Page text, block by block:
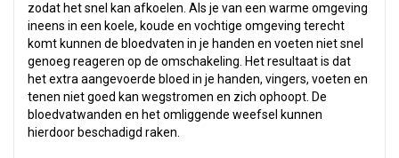
zodat het snel kan afkoelen. Als je van een warme omgeving
ineens in een koele, koude en vochtige omgeving terecht
komt kunnen de bloedvaten in je handen en voeten niet snel
genoeg reageren op de omschakeling. Het resultaat is dat
het extra aangevoerde bloed in je handen, vingers, voeten en
tenen niet goed kan wegstromen en zich ophoopt. De
bloedvatwanden en het omliggende weefsel kunnen
hierdoor beschadigd raken.